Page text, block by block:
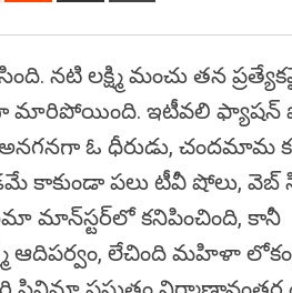
నటి లక్ష్మి మంచు తన
మారిపోయింది. ఇటీవలి
ఓ ధీరుడు, చందమామ
కాకుండా పలు టీవీ షోలు,
మాన్‌స్టర్‌లో కనిపించింది, కానీ
ఆదిపర్వం, లేచింది మహిళా